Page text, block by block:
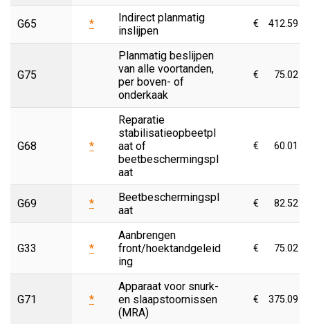
G65 *
Indirect planmatig
inslijpen
€ 412.59
G75
Planmatig beslijpen
van alle voortanden,
per boven- of
onderkaak
€ 75.02
G68 *
Reparatie
stabilisatieopbeetpl
aat of
beetbeschermingspl
aat
€ 60.01
G69 *
Beetbeschermingspl
aat
€ 82.52
G33 *
Aanbrengen
front/hoektandgeleid
ing
€ 75.02
G71 *
Apparaat voor snurk-
en slaapstoornissen
(MRA)
€ 375.09